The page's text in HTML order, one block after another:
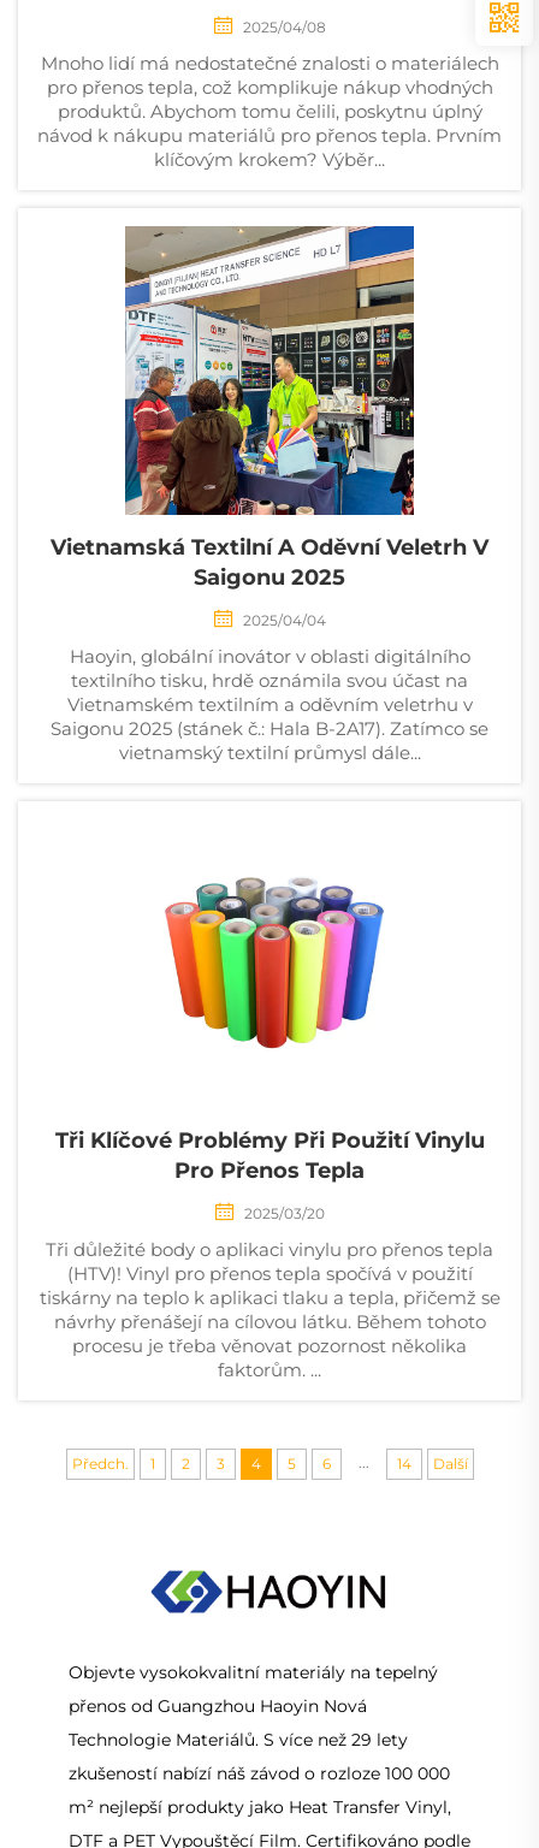
2025/04/08
Mnoho lidí má nedostatečné znalosti o materiálech
pro přenos tepla, což komplikuje nákup vhodných
produktů. Abychom tomu čelili, poskytnu úplný
návod k nákupu materiálů pro přenos tepla. Prvním
klíčovým krokem? Výběr...
Vietnamská Textilní A Oděvní Veletrh V
Saigonu 2025
2025/04/04
Haoyin, globální inovátor v oblasti digitálního
textilního tisku, hrdě oznámila svou účast na
Vietnamském textilním a oděvním veletrhu v
Saigonu 2025 (stánek č.: Hala B-2A17). Zatímco se
vietnamský textilní průmysl dále...
Tři Klíčové Problémy Při Použití Vinylu
Pro Přenos Tepla
2025/03/20
Tři důležité body o aplikaci vinylu pro přenos tepla
(HTV)! Vinyl pro přenos tepla spočívá v použití
tiskárny na teplo k aplikaci tlaku a tepla, přičemž se
návrhy přenášejí na cílovou látku. Během tohoto
procesu je třeba věnovat pozornost několika
faktorům. ...
Předch. 1 2 3 4 5 6 ... 14 Další
Objevte vysokokvalitní materiály na tepelný
přenos od Guangzhou Haoyin Nová
Technologie Materiálů. S více než 29 lety
zkušeností nabízí náš závod o rozloze 100 000
m² nejlepší produkty jako Heat Transfer Vinyl,
DTF a PET Vypouštěcí Film. Certifikováno podle